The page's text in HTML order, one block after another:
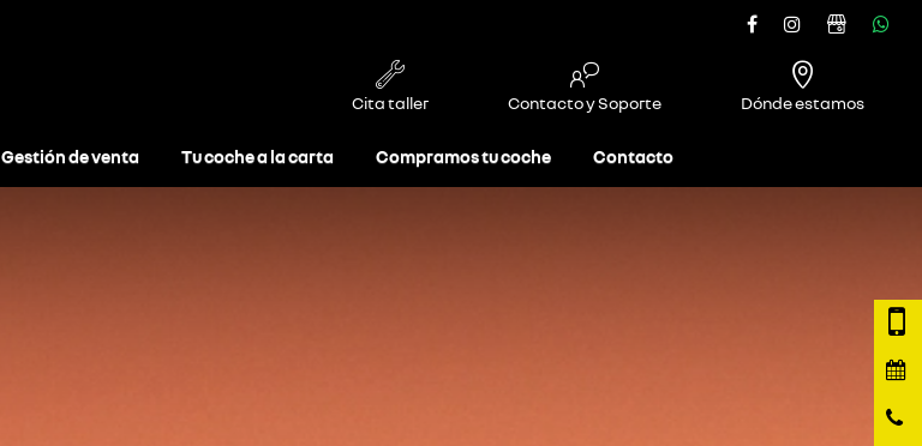
Cita taller Contacto y Soporte Dónde estamos
Gestión de venta Tu coche a la carta Compramos tu coche Contacto